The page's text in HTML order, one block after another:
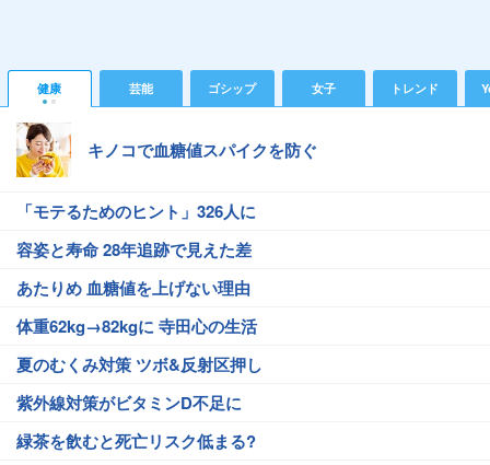
健康 芸能 ゴシップ 女子 トレンド
キノコで血糖値スパイクを防ぐ
「モテるためのヒント」326人に
容姿と寿命 28年追跡で見えた差
あたりめ 血糖値を上げない理由
体重62kg→82kgに 寺田心の生活
夏のむくみ対策 ツボ&反射区押し
紫外線対策がビタミンD不足に
緑茶を飲むと死亡リスク低まる?